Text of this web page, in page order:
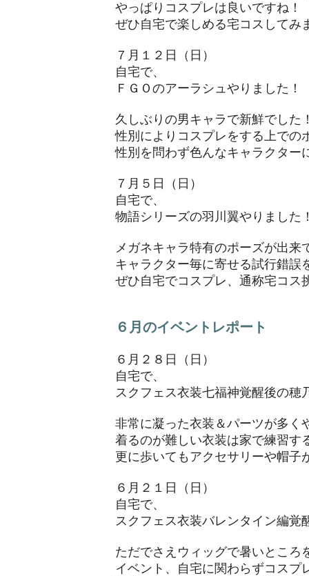
やっぱりコスプレは良いですね！
ぜひ自宅で楽しめる宅コスしてみ
７月１２日（日）
自宅で、
ＦＧＯのアーラシュやりました！
久しぶりの男キャラで新鮮でした
性別によりコスプレをする上での
性別を問わず色んなキャラクター
７月５日（日）
自宅で、
物語シリーズの羽川翼やりました
メガネキャラ特有のポーズが出来
キャラクター毎に寄せる試行錯誤
ぜひ自宅でコスプレ、通称宅コス
６月のイベントレポート
６月２８日（日）
自宅で、
スクフェス衣装七福神覚醒後の穂
非常に凝った衣装＆パーツが多く
着るのが難しい衣装は家で練習す
更に歩いてもアクセサリーや帽子
６月２１日（日）
自宅で、
スクフェス衣装バレンタイン編覚
ただでさえウィッグで暑いところ
イベント、自宅に関わらずコスプ